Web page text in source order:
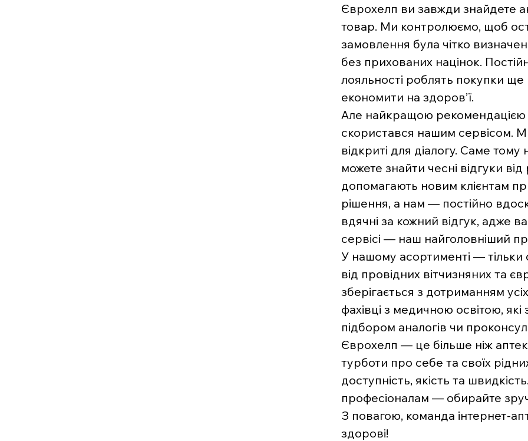
Єврохелп ви завжди знайдете
товар. Ми контролюємо, щоб
замовлення була чітко
без прихованих націнок.
лояльності роблять покупки
економити на здоров’ї.
Але найкращою рекомендацією
скористався нашим сервісом. Ми
відкриті для діалогу. Саме тому
можете знайти чесні відгуки
допомагають новим клієнтам
рішення, а нам — постійно
вдячні за кожний відгук, адже
сервісі — наш найголовніший
У нашому асортименті — тільки
від провідних вітчизняних та
зберігається з дотриманням
фахівці з медичною освітою,
підбором аналогів чи
Єврохелп — це більше ніж
турботи про себе та своїх
доступність, якість та
професіоналам — обирайте
З повагою, команда інтернет-
здорові!